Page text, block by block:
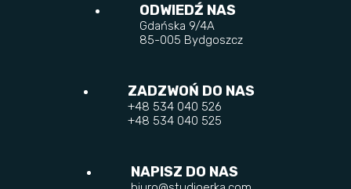
ODWIEDŹ NAS
Gdańska 9/4A
85-005 Bydgoszcz
ZADZWOŃ DO NAS
+48 534 040 526
+48 534 040 525
NAPISZ DO NAS